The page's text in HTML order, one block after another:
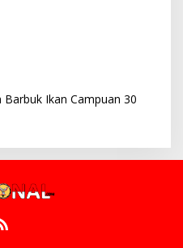
Ikan Campuan 30